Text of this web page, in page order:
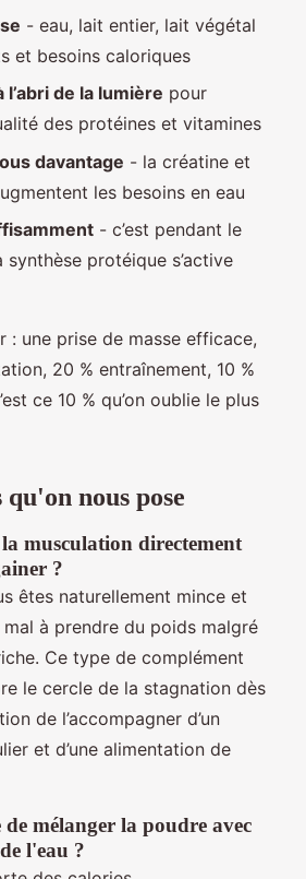
- eau, lait entier, lait végétal
et besoins caloriques
de la lumière pour
des protéines et vitamines
davantage - la créatine et
les besoins en eau
- c’est pendant le
synthèse protéique s’active
: une prise de masse efficace,
20 % entraînement, 10 %
ce 10 % qu’on oublie le plus
nous pose
musculation directement
?
êtes naturellement mince et
à prendre du poids malgré
Ce type de complément
le cercle de la stagnation dès
de l’accompagner d’un
et d’une alimentation de
de mélanger la poudre avec
l'eau ?